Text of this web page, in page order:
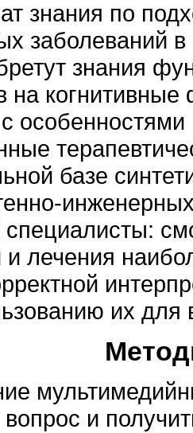
знания по
заболеваний
знания
на
особенностями
базе
и лечения
их
вопрос и